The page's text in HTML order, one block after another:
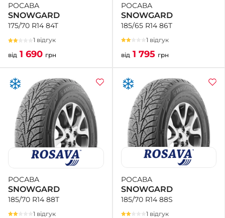
РОСАВА
SNOWGARD
175/70 R14 84T
1 відгук
від 1 690 грн
РОСАВА
SNOWGARD
185/65 R14 86T
1 відгук
від 1 795 грн
РОСАВА
SNOWGARD
185/70 R14 88T
1 відгук
РОСАВА
SNOWGARD
185/70 R14 88S
1 відгук